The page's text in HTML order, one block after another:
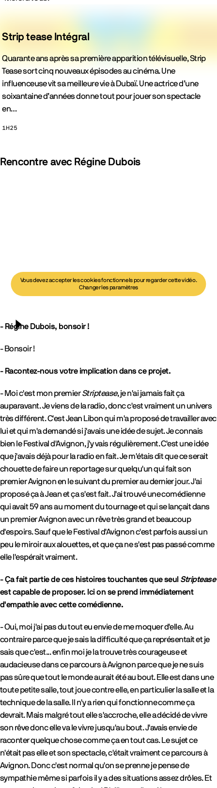
Strip tease Intégral
Quarante ans après sa première apparition télévisuelle, Strip
Tease sort cinq nouveaux épisodes au cinéma. Une
influenceuse vit sa meilleure vie à Dubaï. Une actrice d’une
soixantaine d’années donne tout pour jouer son spectacle
en…
Durée
1H25
précédent
Rencontre avec Régine Dubois
Lancer la vidéo
Vous devez accepter les cookies fonctionnels pour regarder cette vidéo.
Changer les paramètres
- Régine Dubois, bonsoir !
- Bonsoir !
- Racontez-nous votre implication dans ce projet.
- Moi c'est mon premierStriptease, je n'ai jamais fait ça
auparavant. Je viens de la radio, donc c'est vraiment un univers
très différent. C'est Jean Libon qui m'a proposé de travailler avec
lui et qui m'a demandé si j'avais une idée de sujet. Je connais
bien le Festival d'Avignon, j'y vais régulièrement. C'est une idée
que j'avais déjà pour la radio en fait. Je m'étais dit que ce serait
chouette de faire un reportage sur quelqu'un qui fait son
premier Avignon en le suivant du premier au dernier jour. J'ai
proposé ça à Jean et ça s'est fait. J'ai trouvé une comédienne
qui avait 59 ans au moment du tournage et qui se lançait dans
un premier Avignon avec un rêve très grand et beaucoup
d'espoirs. Sauf que le Festival d'Avignon c'est parfois aussi un
peu le miroir aux alouettes, et que ça ne s'est pas passé comme
elle l'espérait vraiment.
- Ça fait partie de ces histoires touchantes que seul Striptease
est capable de proposer. Ici on se prend immédiatement
d'empathie avec cette comédienne.
- Oui, moi j'ai pas du tout eu envie de me moquer d'elle. Au
contraire parce que je sais la difficulté que ça représentait et je
sais que c'est... enfin moi je la trouve très courageuse et
audacieuse dans ce parcours à Avignon parce que je ne suis
pas sûre que tout le monde aurait été au bout. Elle est dans une
toute petite salle, tout joue contre elle, en particulier la salle et la
technique de la salle. Il n'y a rien qui fonctionne comme ça
devrait. Mais malgré tout elle s'accroche, elle a décidé de vivre
son rêve donc elle va le vivre jusqu'au bout. J'avais envie de
raconter quelque chose comme ça en tout cas. Le sujet ce
n'était pas elle et son spectacle, c'était vraiment ce parcours à
Avignon. Donc c'est normal qu'on se prenne je pense de
sympathie même si parfois il y a des situations assez drôles. Et